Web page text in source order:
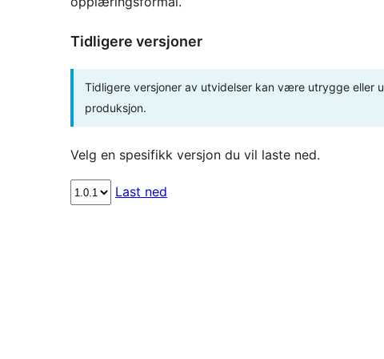
Tidligere versjoner
Tidligere versjoner av utvidelser kan være utrygge eller
produksjon.
Velg en spesifikk versjon du vil laste ned.
Last ned